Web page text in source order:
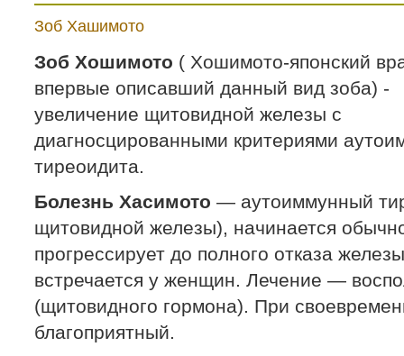
Зоб Хашимото
Зоб Хошимото ( Хошимото-японский
впервые описавший данный вид зоба) -
увеличение щитовидной железы с
диагносцированными критериями
тиреоидита.
Болезнь Хасимото — аутоиммунный
щитовидной железы), начинается
прогрессирует до полного отказа
встречается у женщин. Лечение —
(щитовидного гормона). При
благоприятный.